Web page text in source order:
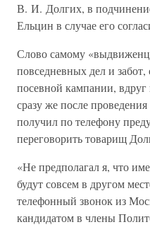
В. И. Долгих, в
Ельцин в случае его
Слово самому
повседневных дел и
посевной кампании, вдруг
сразу же после
получил по телефону
переговорить товарищ
«Не предполагал я, что
будут совсем в другом
телефонный звонок из
кандидатом в члены